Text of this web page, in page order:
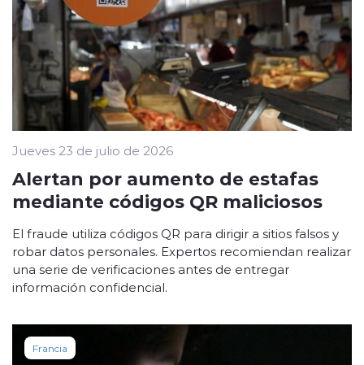
Jueves 23 de julio de 2026
Alertan por aumento de estafas
mediante códigos QR maliciosos
El fraude utiliza códigos QR para dirigir a sitios falsos y
robar datos personales. Expertos recomiendan realizar
una serie de verificaciones antes de entregar
información confidencial.
Francia